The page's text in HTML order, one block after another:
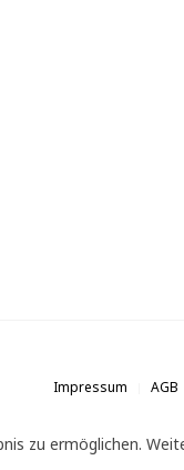
Impressum AGB
zu ermöglichen.